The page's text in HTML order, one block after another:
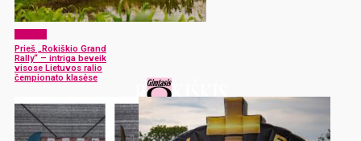
Prieš „Rokiškio Grand
Rally“ – intriga beveik
visose Lietuvos ralio
čempionato klasėse